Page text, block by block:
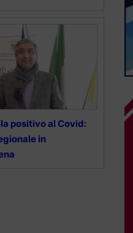
positivo al Covid:
in